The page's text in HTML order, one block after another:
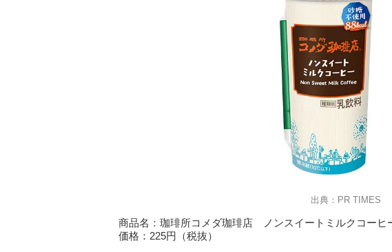
出典：PR TIMES
商品名：珈琲所コメダ珈琲店 ノンスイートミルクコーヒ
価格：225円（税抜）